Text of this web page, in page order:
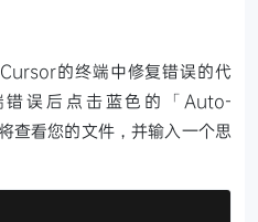
的终端中修复错误的代
误后点击蓝色的「Auto-
看您的文件，并输入一个思